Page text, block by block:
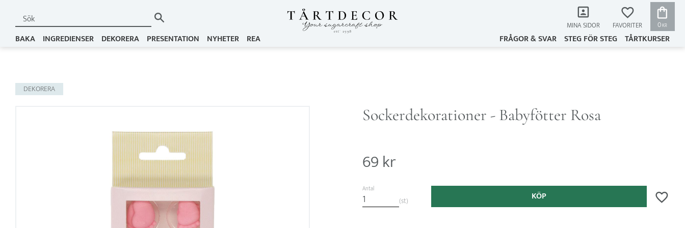
MINA SIDOR
FAVORITER
0KR
BAKA INGREDIENSER DEKORERA PRESENTATION NYHETER REA FRÅGOR & SVAR STEG FÖR STEG TÅRTKURSER
DEKORERA
Sockerdekorationer - Babyfötter Rosa
69kr
Antal
st KÖP Lägg till